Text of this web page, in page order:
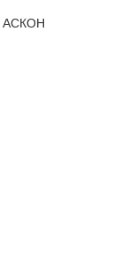
АСКОН